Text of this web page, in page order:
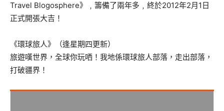
Travel Blogosphere》﹐籌備了兩年多﹐終於2012年2月1日
正式開張大吉！
《環球旅人》（逢星期四更新）
旅遊嘆世界，全球你玩哂！我地係環球旅人部落，走出部落，
打破疆界！